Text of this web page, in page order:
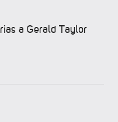
a Gerald Taylor